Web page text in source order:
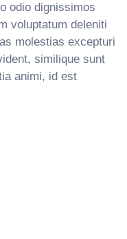
odio dignissimos
voluptatum deleniti
molestias excepturi
similique sunt
animi, id est